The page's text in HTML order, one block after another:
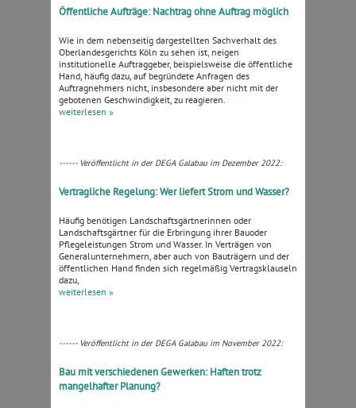
Öffentliche Aufträge: Nachtrag ohne Auftrag möglich
Wie in dem nebenseitig dargestellten Sachverhalt des
Oberlandesgerichts Köln zu sehen ist, neigen
institutionelle Auftraggeber, beispielsweise die öffentliche
Hand, häufig dazu, auf begründete Anfragen des
Auftragnehmers nicht, insbesondere aber nicht mit der
gebotenen Geschwindigkeit, zu reagieren.
weiterlesen »
------ Veröffentlicht in der DEGA Galabau im Dezember 2022:
Vertragliche Regelung: Wer liefert Strom und Wasser?
Häufig benötigen Landschaftsgärtnerinnen oder
Landschaftsgärtner für die Erbringung ihrer Bauoder
Pflegeleistungen Strom und Wasser. In Verträgen von
Generalunternehmern, aber auch von Bauträgern und der
öffentlichen Hand finden sich regelmäßig Vertragsklauseln
dazu,
weiterlesen »
------ Veröffentlicht in der DEGA Galabau im November 2022:
Bau mit verschiedenen Gewerken: Haften trotz
mangelhafter Planung?